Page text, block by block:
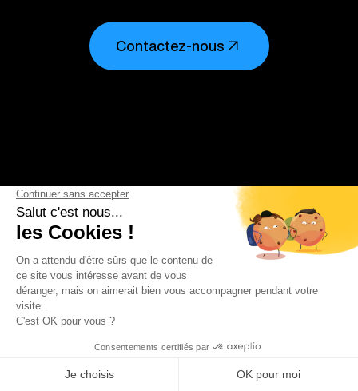
Contactez-nous
Histoires & Slides
Experts PowerPoint
Histoires & Slides est une agence PowerPoint dont la mission
est d’aider ses clients à réussir leurs moments décisifs.
L’alchimie de compétences de haut niveau en conseil, design
présentations exceptionnelles sur le fond et la forme. Nous